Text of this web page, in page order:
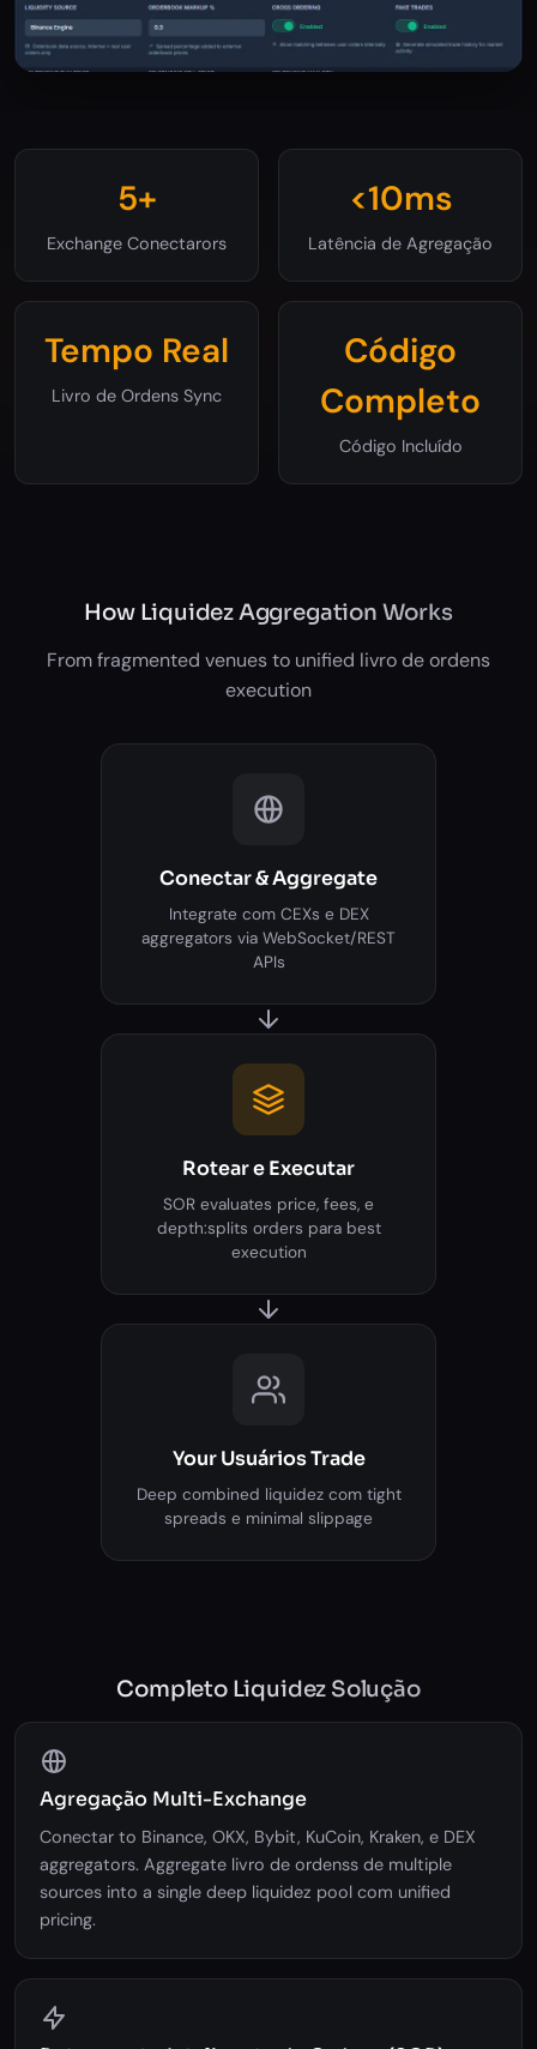
5+
Exchange Conectarors
<10ms
Latência de Agregação
Tempo Real
Livro de Ordens Sync
Código
Completo
Código Incluído
How Liquidez Aggregation Works
From fragmented venues to unified livro de ordens
execution
Conectar & Aggregate
Integrate com CEXs e DEX
aggregators via WebSocket/REST
APIs
Rotear e Executar
SOR evaluates price, fees, e
depth:splits orders para best
execution
Your Usuários Trade
Deep combined liquidez com tight
spreads e minimal slippage
Completo Liquidez Solução
Agregação Multi-Exchange
Conectar to Binance, OKX, Bybit, KuCoin, Kraken, e DEX
aggregators. Aggregate livro de ordenss de multiple
sources into a single deep liquidez pool com unified
pricing.